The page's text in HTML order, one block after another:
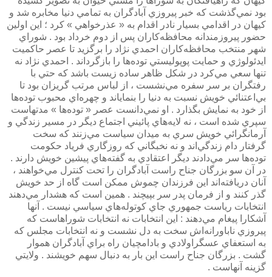
بود نمي‌گذشت كه خبر پيروزي آبادگران به تمامي دنيا مخابره شد و
كيهان در اقدامي بسيار نادر اقدام به « عذرخواهي » كرد ؛ اين اولين
حضور پيروزمندانه محافظه‌كاران پس از دوم خرداد بود . شوراي
شهر منتخب محافظه‌كاران احمدي نژاد را برگزيد تا عصر حاكميت
ايدئولوژي و حمايت پوپوليستي توده‌ها را بازگرداند . احمدي نژاد نه
تنها سعي مي‌كرد در شكل ظاهر ساده زيست باشد كه حتي با
رفتگران بر سر سفره مي‌نشست ، از لباس مرتب گريزان بود تا
بي‌اعتنائي خويش نسبت به دنيا را بنماياند و چهره‌اي محبوب توده‌ها
از خود به نمايش بگذارد . او نمي‌دانست عصر « توده‌ها » مدتهاست
سپري شده است ، نه لايه‌هاي پائيني اجتماع ديگر در مسير زندگي و
آرمانگرائي خويش سري به ميدان سياست مي‌زنند كه سخت
گرفتار دام زندگي‌اند و نه نخبگاني كه روزگاري فرياد حكومت
توده‌ها سر مي‌دادند ديگر اعتقادي به گفته‌هاي پيشين خويش دارند .
در آن سو بزرگان جناح راست آبادگران را تحت كنترل مي‌خواهند ،
آنان دريافته‌اند اين فرزندان چموش ممكن است گاه از حد خويش
گذر كنند و از فرمان پدر سر بپيچند . همين است كه هشدار مي‌دهند
انتخابات رياست جمهوري جاي كوتوله‌هاي سياسي نيست . آنها
آشكارا پيغام مي‌دهند : اين انتخابات نه انتخابات شوراهاست كه
پيروزي ناباورانه‌اش سخت به دل نشست و نه انتخابات مجلس كه
به استعفاي عسگراولادي و بادامچيان راه براي آبادگران هموار
گشت . بزرگان جناح راست اين بار به دنبال سهم خويشند . ولايتي
گزينه آنهاست .